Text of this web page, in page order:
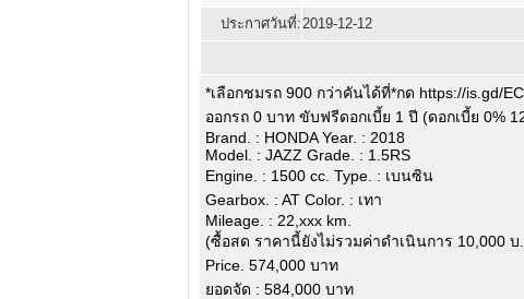
ประกาศวันที่:2019-12-12
*เลือกชมรถ 900 กว่าคันได้ที่*กด https://is.gd/
ออกรถ 0 บาท ขับฟรีดอกเบี้ย 1 ปี (ดอกเบี้ย 0%
Brand. : HONDA Year. : 2018
Model. : JAZZ Grade. : 1.5RS
Engine. : 1500 cc. Type. : เบนซิน
Gearbox. : AT Color. : เทา
Mileage. : 22,xxx km.
(ซื้อสด ราคานี้ยังไม่รวมค่าดำเนินการ 10,000 บ
Price. 574,000 บาท
ยอดจัด : 584,000 บาท